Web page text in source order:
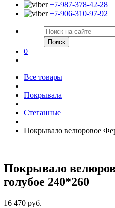
+7-987-378-42-28
+7-906-310-97-92
Поиск
0
Все товары
Покрывала
Стеганные
Покрывало велюровое
Покрывало
голубое 240*260
16 470 руб.